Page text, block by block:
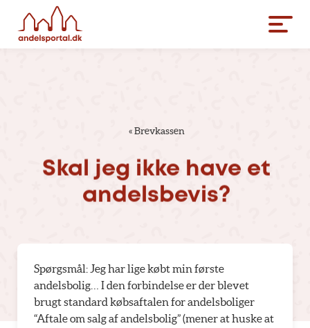
«Brevkassen
Skal jeg ikke have et
andelsbevis?
Spørgsmål: Jeg har lige købt min første
andelsbolig… I den forbindelse er der blevet
brugt standard købsaftalen for andelsboliger
“Aftale om salg af andelsbolig” (mener at huske at